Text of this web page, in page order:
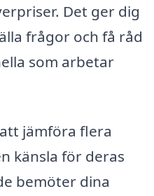
Det ger dig
frågor och få råd
som arbetar
jämföra flera
känsla för deras
bemöter dina